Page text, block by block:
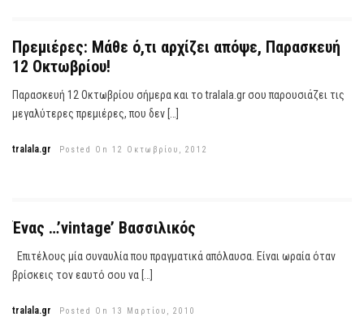
Πρεμιέρες: Μάθε ό,τι αρχίζει απόψε, Παρασκευή
12 Οκτωβρίου!
Παρασκευή 12 Οκτωβρίου σήμερα και το tralala.gr σου παρουσιάζει τις
μεγαλύτερες πρεμιέρες, που δεν […]
tralala.gr Posted On 12 Οκτωβρίου, 2012
Ένας …’vintage’ Βασσιλικός
Επιτέλους μία συναυλία που πραγματικά απόλαυσα. Είναι ωραία όταν
βρίσκεις τον εαυτό σου να […]
tralala.gr Posted On 13 Μαρτίου, 2010